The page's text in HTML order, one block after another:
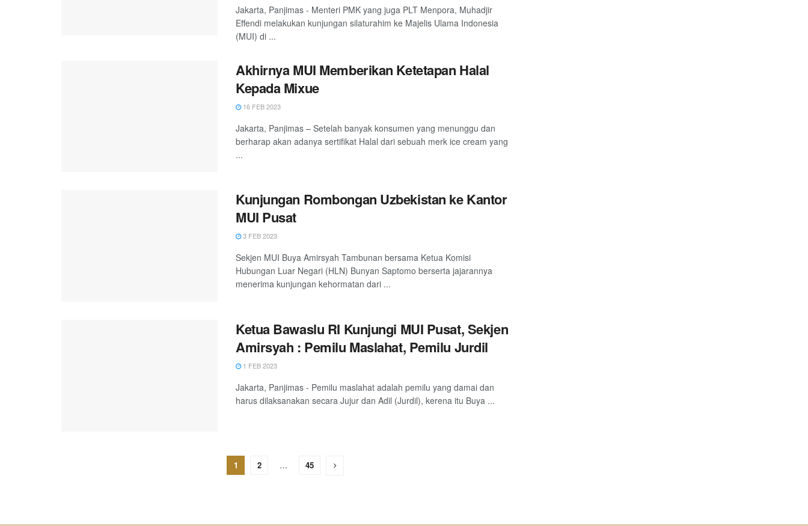
Jakarta, Panjimas - Menteri PMK yang juga PLT Menpora, Muhadjir
Effendi melakukan kunjungan silaturahim ke Majelis Ulama Indonesia
(MUI) di ...
Akhirnya MUI Memberikan Ketetapan Halal
Kepada Mixue
16 FEB 2023
Jakarta, Panjimas – Setelah banyak konsumen yang menunggu dan
berharap akan adanya sertifikat Halal dari sebuah merk ice cream yang
...
Kunjungan Rombongan Uzbekistan ke Kantor
MUI Pusat
3 FEB 2023
Sekjen MUI Buya Amirsyah Tambunan bersama Ketua Komisi
Hubungan Luar Negari (HLN) Bunyan Saptomo berserta jajarannya
menerima kunjungan kehormatan dari ...
Ketua Bawaslu RI Kunjungi MUI Pusat, Sekjen
Amirsyah : Pemilu Maslahat, Pemilu Jurdil
1 FEB 2023
Jakarta, Panjimas - Pemilu maslahat adalah pemilu yang damai dan
harus dilaksanakan secara Jujur dan Adil (Jurdil), kerena itu Buya ...
1 2 … 45